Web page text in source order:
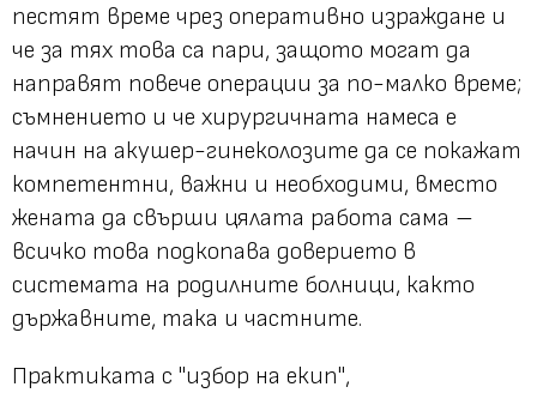
пестят време чрез оперативно израждане и
че за тях това са пари, защото могат да
направят повече операции за по-малко време;
съмнението и че хирургичната намеса е
начин на акушер-гинеколозите да се покажат
компетентни, важни и необходими, вместо
жената да свърши цялата работа сама –
всичко това подкопава доверието в
системата на родилните болници, както
държавните, така и частните.
Практиката с "избор на екип",